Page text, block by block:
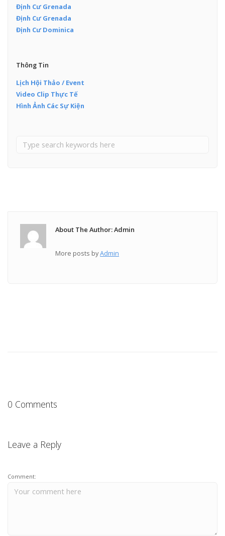
Định Cư Grenada
Định Cư Grenada
Định Cư Dominica
Thông Tin
Lịch Hội Thảo / Event
Video Clip Thực Tế
Hình Ảnh Các Sự Kiện
About The Author: Admin
More posts byAdmin
0 Comments
Leave a Reply
Comment: